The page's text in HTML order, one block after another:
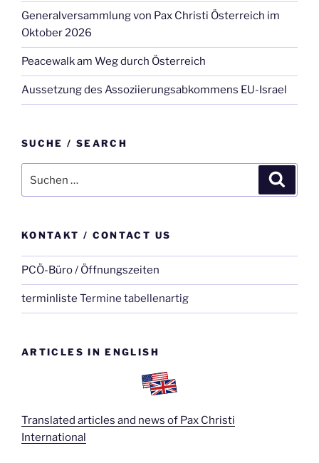
Generalversammlung von Pax Christi Österreich im
Oktober 2026
Peacewalk am Weg durch Österreich
Aussetzung des Assoziierungsabkommens EU-Israel
SUCHE / SEARCH
nach:
KONTAKT / CONTACT US
PCÖ-Büro / Öffnungszeiten
terminliste Termine tabellenartig
ARTICLES IN ENGLISH
Translated articles and news of Pax Christi
International